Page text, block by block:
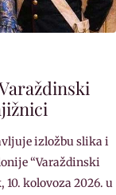
izložbu slika i
“Varaždinski
10. kolovoza 2026. u